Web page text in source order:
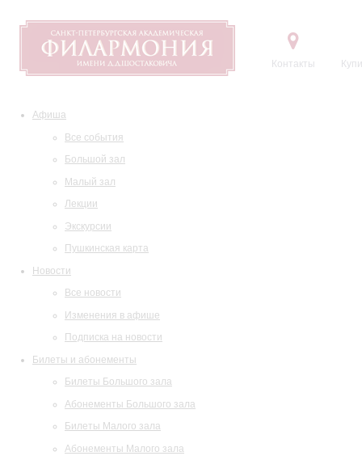
Контакты
Афиша
Все события
Большой зал
Малый зал
Лекции
Экскурсии
Пушкинская карта
Новости
Все новости
Изменения в афише
Подписка на новости
Билеты и абонементы
Билеты Большого зала
Абонементы Большого зала
Билеты Малого зала
Абонементы Малого зала